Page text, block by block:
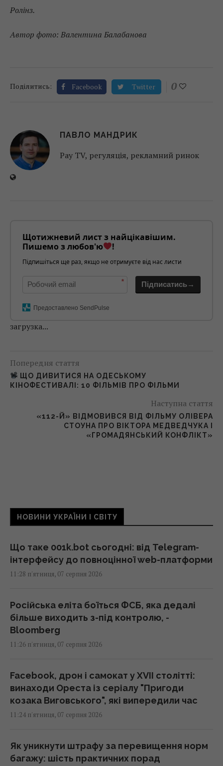
Ролінз.
Автор фото: Валентина Балабанова
Поділитись: Facebook Twitter 0
ПАВЛО МАНДРИК
Pay TV, регуляція, рекламний ринок
Щотижневий лист з найцікавішим.
Пишемо з любов'ю
!
Підпишіться ще раз, якщо не отримуєте від нас листи
* Підписатись→
Предоставлено SendPulse
загрузка...
Попередня стаття
ЩО ДИВИТИСЯ НА ОДЕСЬКОМУ
КІНОФЕСТИВАЛІ: 10 ФІЛЬМІВ ПРО ФІЛЬМИ
Наступна стаття
«112-Й» ВІДМОВИВСЯ ВІД ФІЛЬМУ ОЛІВЕРА
СТОУНА ПРО ВІКТОРА МЕДВЕДЧУКА І
«ГРОМАДЯНСЬКИЙ КОНФЛІКТ»
НОВИНИ УКРАЇНИ І СВІТУ
Що таке 001k.bot сьогодні: від Telegram-
інтерфейсу до повноцінної web-платформи
11:28 п'ятниця, 07 серпня 2026
Російська еліта боїться ФСБ, яка дедалі
більше виходить з-під контролю, -
Bloomberg
11:26 п'ятниця, 07 серпня 2026
Facebook, дрон і самокат у XVII столітті:
винаходи Ореста із серіалу "Пригоди
козака Виговського", які випередили час
11:24 п'ятниця, 07 серпня 2026
Як уникнути штрафу за перевищення норм
багажу: шість практичних порад